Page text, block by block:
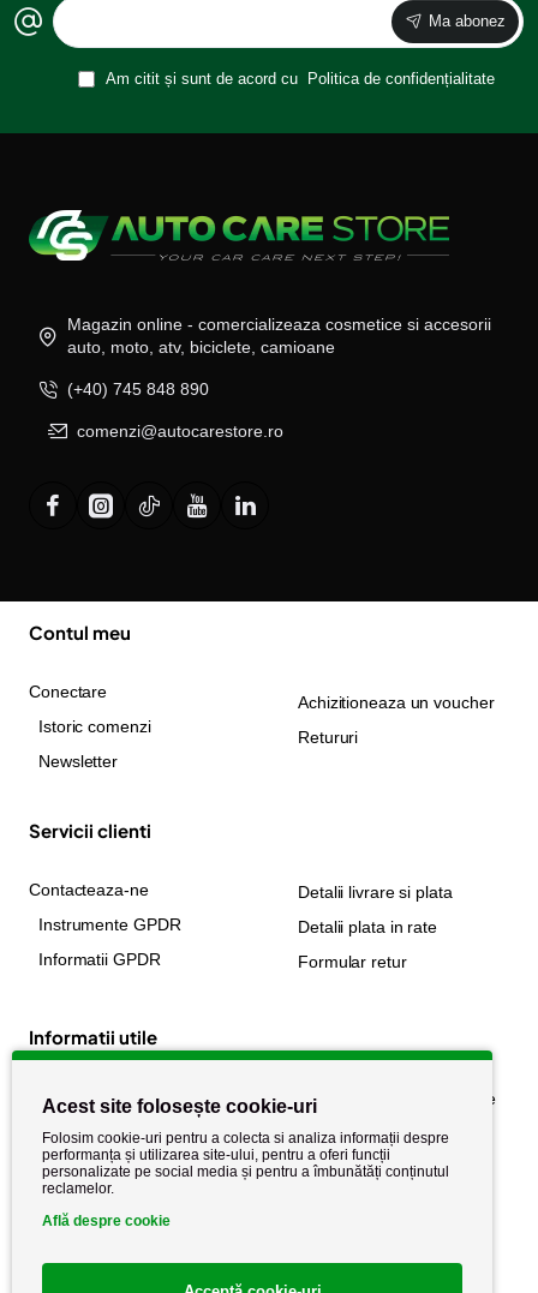
Ma abonez
Am citit și sunt de acord cu Politica de confidențialitate
Magazin online - comercializeaza cosmetice si accesorii
auto, moto, atv, biciclete, camioane
(+40) 745 848 890
comenzi@autocarestore.ro
Contul meu
Conectare
Istoric comenzi
Newsletter
Achizitioneaza un voucher
Retururi
Servicii clienti
Contacteaza-ne
Instrumente GPDR
Informatii GPDR
Detalii livrare si plata
Detalii plata in rate
Formular retur
Informatii utile
Despre noi
Stiri si noutati
Politica de cookie
Politica de confidențialitate
Politica de retur
Termeni si conditii
Acest site folosește cookie-uri
Folosim cookie-uri pentru a colecta si analiza informații despre
performanța și utilizarea site-ului, pentru a oferi funcții
personalizate pe social media și pentru a îmbunătăți conținutul
reclamelor.
Află despre cookie